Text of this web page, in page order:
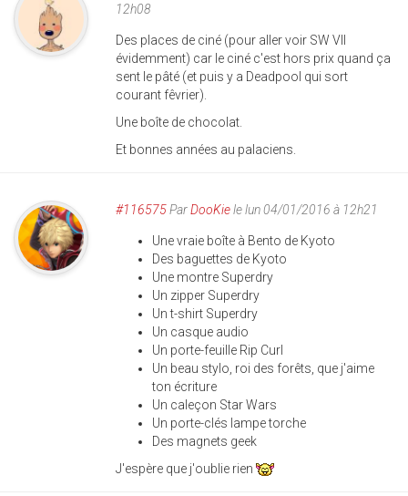
12h08
Des places de ciné (pour aller voir SW VII
évidemment) car le ciné c'est hors prix quand ça
sent le pâté (et puis y a Deadpool qui sort
courant fêvrier).
Une boîte de chocolat.
Et bonnes années au palaciens.
#116575ParDooKiele lun 04/01/2016 à 12h21
Une vraie boîte à Bento de Kyoto
Des baguettes de Kyoto
Une montre Superdry
Un zipper Superdry
Un t-shirt Superdry
Un casque audio
Un porte-feuille Rip Curl
Un beau stylo, roi des forêts, que j'aime
ton écriture
Un caleçon Star Wars
Un porte-clés lampe torche
Des magnets geek
J'espère que j'oublie rien